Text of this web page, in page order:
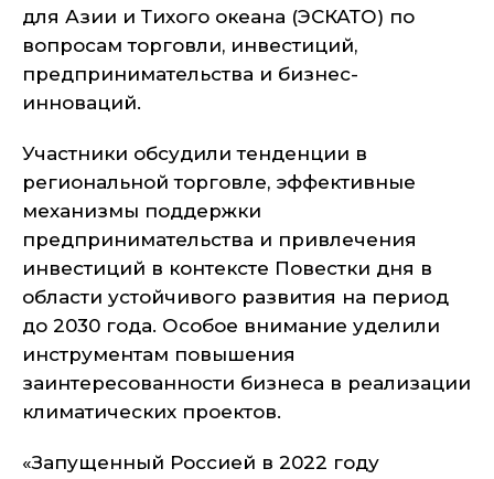
для Азии и Тихого океана (ЭСКАТО) по
вопросам торговли, инвестиций,
предпринимательства и бизнес-
инноваций.
Участники обсудили тенденции в
региональной торговле, эффективные
механизмы поддержки
предпринимательства и привлечения
инвестиций в контексте Повестки дня в
области устойчивого развития на период
до 2030 года. Особое внимание уделили
инструментам повышения
заинтересованности бизнеса в реализации
климатических проектов.
«Запущенный Россией в 2022 году